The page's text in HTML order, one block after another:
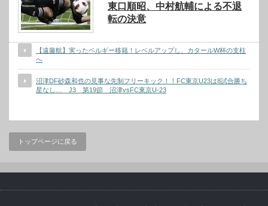
東口順昭、中村航輔による不退
転の決意
【遠藤航】実ったベルギー移籍！レベルアップし、カタールW杯の支柱
へ
沼津DF砂森和也の見事な先制フリーキック！！FC東京U23は8試合勝ち
星なし… J3 第19節 沼津vsFC東京U-23
トップページに戻る